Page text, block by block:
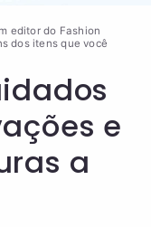
editor do Fashion
dos itens que você
e
a